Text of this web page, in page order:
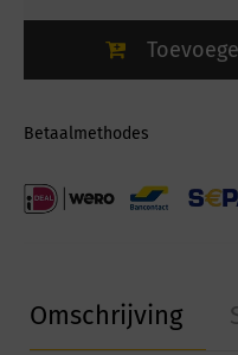
Betaalmethodes
Omschrijving